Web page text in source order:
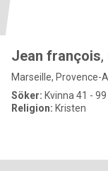
Jean françois,
Marseille, Provence-
Söker: Kvinna 41 - 99
Religion: Kristen